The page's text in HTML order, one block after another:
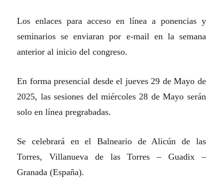
Los enlaces para acceso en línea a ponencias y
seminarios se enviaran por e-mail en la semana
anterior al inicio del congreso.
En forma presencial desde el jueves 29 de Mayo de
2025, las sesiones del miércoles 28 de Mayo serán
solo en línea pregrabadas.
Se celebrará en el Balneario de Alicún de las
Torres, Villanueva de las Torres – Guadix –
Granada (España).